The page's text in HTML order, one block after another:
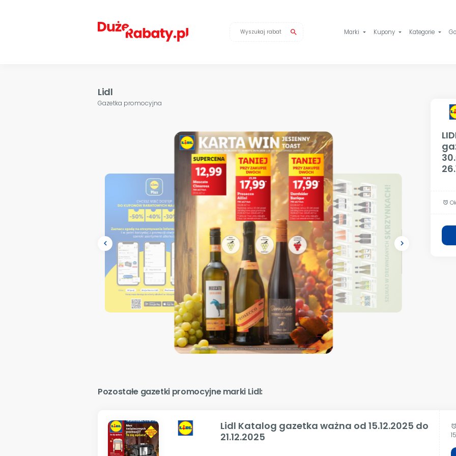
search Marki arrow_drop_down Kupony arrow_drop_down Kategorie arrow_drop_down
Lidl
Gazetka promocyjna
navigate_before navigate_next
alarm
Pozostałe gazetki promocyjne marki Lidl:
Lidl Katalog gazetka ważna od 15.12.2025 do
21.12.2025
alarm